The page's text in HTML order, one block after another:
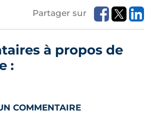
Partager sur
à propos de
:
COMMENTAIRE